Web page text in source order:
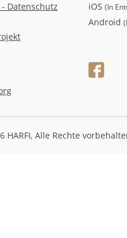
Datenschutz
iOS (In
Android (
HARFI, Alle Rechte